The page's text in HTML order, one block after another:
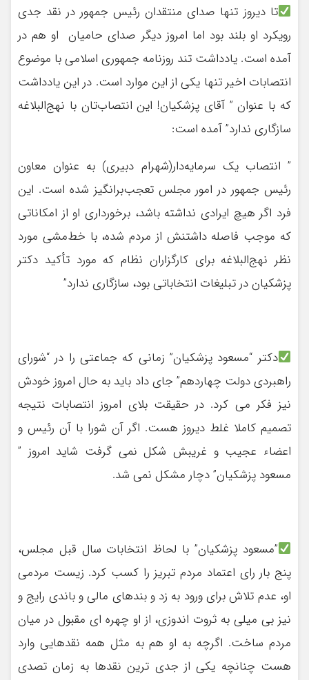
تا دیروز تنها صدای منتقدان رئیس جمهور در نقد جدی
رویکرد او بلند بود اما امروز دیگر صدای حامیان او هم در
آمده است. یادداشت تند روزنامه جمهوری اسلامی با موضوع
انتصابات اخیر تنها یکی از این موارد است. در این یادداشت
که با عنوان ” آقای پزشکیان! این انتصاب‌تان با نهج‌البلاغه
سازگاری ندارد” آمده است:
” انتصاب یک سرمایه‌دار(شهرام دبیری) به عنوان معاون
رئیس ‌جمهور در امور مجلس تعجب‌برانگیز شده است. این
فرد اگر هیچ ایرادی نداشته باشد، برخورداری او از امکاناتی
که موجب فاصله داشتنش از مردم شده، با خط‌مشی مورد
نظر نهج‌البلاغه برای کارگزاران نظام که مورد تأکید دکتر
پزشکیان در تبلیغات انتخاباتی بود، سازگاری ندارد”
دکتر “مسعود پزشکیان” زمانی که جماعتی را در “شورای
راهبردی دولت چهاردهم” جای داد باید به حال امروز خودش
نیز فکر می کرد. در حقیقت بلای امروز انتصابات نتیجه
تصمیم کاملا غلط دیروز هست. اگر آن شورا با آن رئیس و
اعضاء عجیب و غریبش شکل نمی گرفت شاید امروز ”
مسعود پزشکیان” دچار مشکل نمی شد.
”مسعود پزشکیان” با لحاظ انتخابات سال قبل مجلس،
پنج بار رای اعتماد مردم تبریز را کسب کرد. زیست مردمی
او، عدم تلاش برای ورود به زد و بندهای مالی و باندی رایج و
نیز بی میلی به ثروت اندوزی، از او چهره ای مقبول در میان
مردم ساخت. اگرچه به او هم به مثل همه نقدهایی وارد
هست چنانچه یکی از جدی ترین نقدها به زمان تصدی